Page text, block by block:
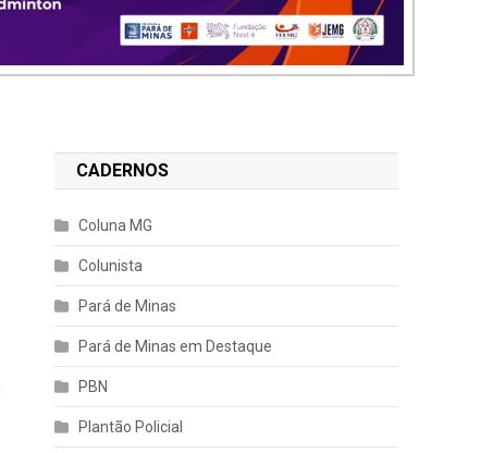
CADERNOS
Coluna MG
Colunista
Pará de Minas
Pará de Minas em Destaque
PBN
Plantão Policial